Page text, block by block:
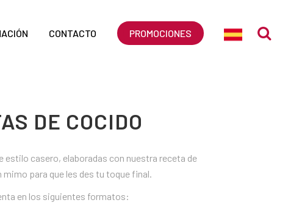
CONTACTO PROMOCIONES
DE COCIDO
estilo casero, elaboradas con nuestra receta de
para que les des tu toque final.
en los siguientes formatos: